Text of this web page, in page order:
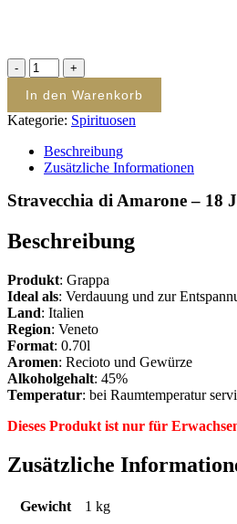
Stravecchia
di
Amarone
-
18
Jahre
Eichenfass
In den Warenkorb
Kategorie: Spirituosen
Beschreibung
Zusätzliche Informationen
Stravecchia di Amarone – 18
Beschreibung
Produkt: Grappa
Ideal als: Verdauung und zur
Land: Italien
Region: Veneto
Format: 0.70l
Aromen: Recioto und Gewürze
Alkoholgehalt: 45%
Temperatur: bei Raumtemperatur
Dieses Produkt ist nur für
Zusätzliche
Gewicht 1 kg